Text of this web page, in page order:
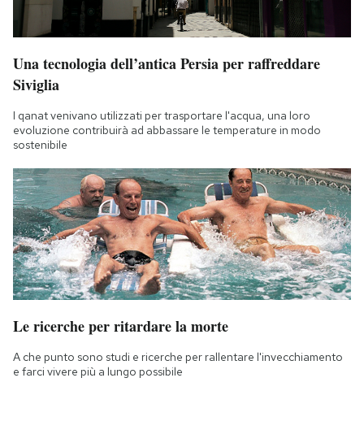
Una tecnologia dell’antica Persia per raffreddare
Siviglia
I qanat venivano utilizzati per trasportare l'acqua, una loro
evoluzione contribuirà ad abbassare le temperature in modo
sostenibile
Le ricerche per ritardare la morte
A che punto sono studi e ricerche per rallentare l'invecchiamento
e farci vivere più a lungo possibile